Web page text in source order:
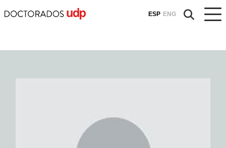
ESP ENG